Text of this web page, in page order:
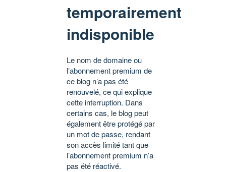
temporairement
indisponible
Le nom de domaine ou
l’abonnement premium de
ce blog n’a pas été
renouvelé, ce qui explique
cette interruption. Dans
certains cas, le blog peut
également être protégé par
un mot de passe, rendant
son accès limité tant que
l’abonnement premium n’a
pas été réactivé.